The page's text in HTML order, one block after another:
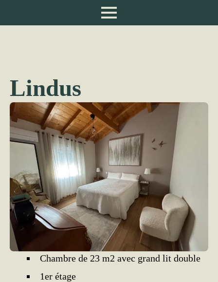
Lindus
Chambre de 23 m2 avec grand lit double
1er étage